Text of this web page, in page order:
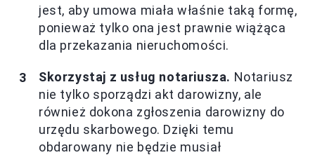
jest, aby umowa miała właśnie taką formę,
ponieważ tylko ona jest prawnie wiążąca
dla przekazania nieruchomości.
Skorzystaj z usług notariusza. Notariusz
nie tylko sporządzi akt darowizny, ale
również dokona zgłoszenia darowizny do
urzędu skarbowego. Dzięki temu
obdarowany nie będzie musiał